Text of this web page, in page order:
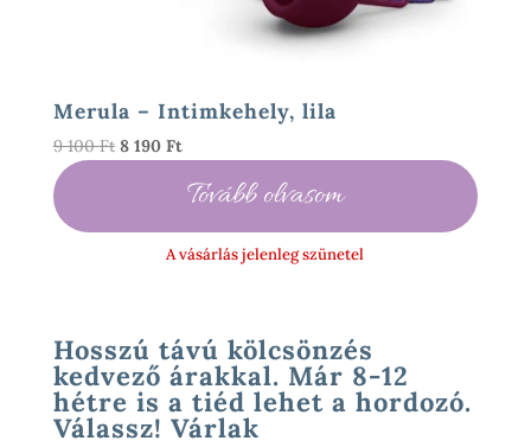
Merula – Intimkehely, lila
9 100Ft Original
100 Ft.
8 190 FtCurrent
is:
190 Ft.
Tovább olvasom
A vásárlás jelenleg szünetel
Hosszú távú kölcsönzés
kedvező árakkal. Már 8-12
hétre is a tiéd lehet a hordozó.
Válassz! Várlak